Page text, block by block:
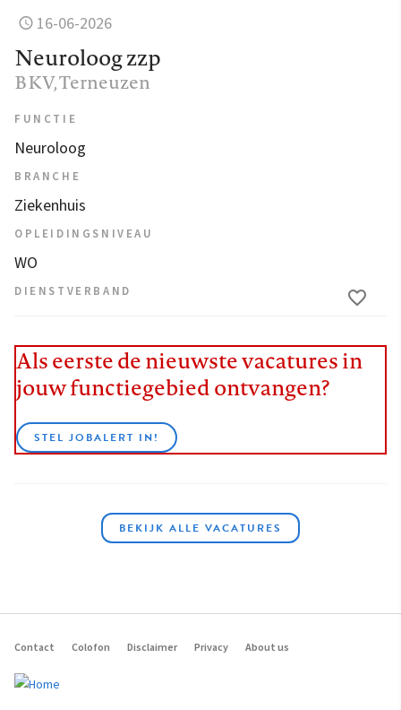
16-06-2026
Neuroloog zzp
BKV, Terneuzen
FUNCTIE
Neuroloog
BRANCHE
Ziekenhuis
OPLEIDINGSNIVEAU
WO
DIENSTVERBAND
Als eerste de nieuwste vacatures in
jouw functiegebied ontvangen?
STEL JOBALERT IN!
BEKIJK ALLE VACATURES
Footer
navigation
Contact Colofon Disclaimer Privacy About us